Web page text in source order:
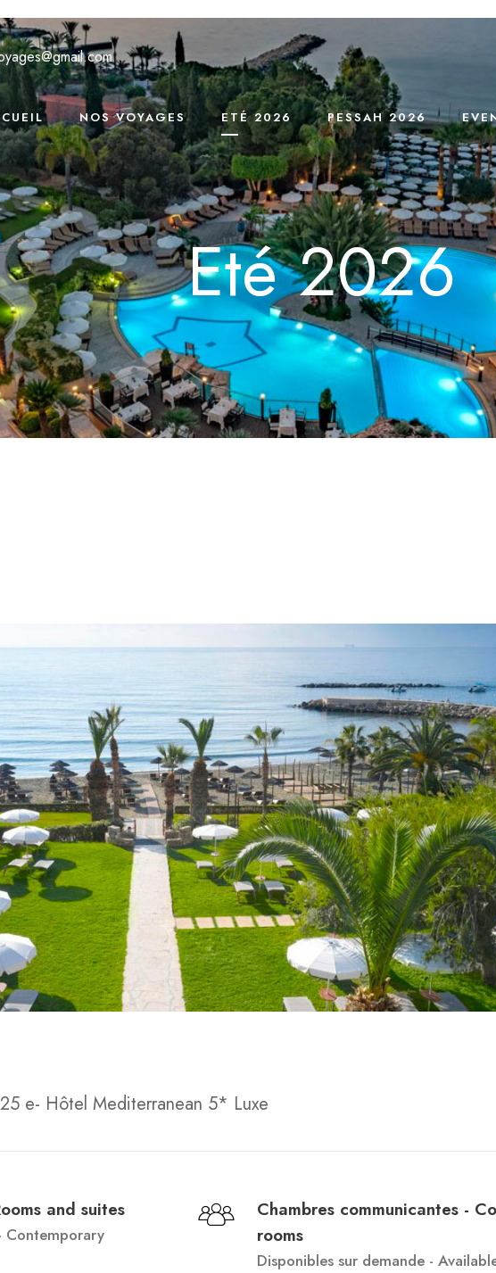
NOS VOYAGES ETÉ 2026 PESSAH 2026
Eté 2026
e- Hôtel Mediterranean 5* Luxe
and suites
Contemporary
Chambres communicantes -
rooms
Disponibles sur demande -